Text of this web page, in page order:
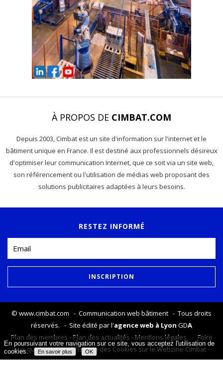
À PROPOS DE CIMBAT.COM
Depuis 2003, Cimbat est un site d'information sur l'internet et le
bâtiment unique en France. Il est destiné aux professionnels désireux
d'optimiser leur communication Internet, que ce soit via un site web,
son référencement ou l'utilisation de médias web proposant des
solutions publicitaires adaptées à leurs besoins.
RESTEZ INFORMÉ
© www.cimbat.com - Communication web bâtiment - Tous droits
réservés. - Site édité par l'agence web à Lyon GDA
Plan des membres -Plan des actualités -Mentions légales - Foire
aux questions-Utilisation des Cookies sur le Webzine Cimbat-
En poursuivant votre navigation sur ce site, vous acceptez l'utilisation de
cookies.
En savoir plus OK